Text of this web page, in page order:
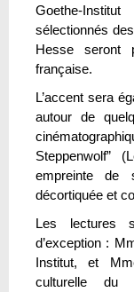
Goethe-
sélectionnés
Hesse seront
française.
L’accent sera
autour de
Steppenwolf”
empreinte de
décortiquée et
Les lectures
d’exception :
Institut, et
culturelle du